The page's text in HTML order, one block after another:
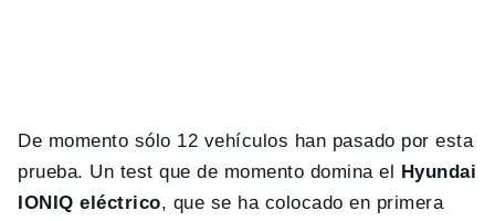
De momento sólo 12 vehículos han pasado por esta
prueba. Un test que de momento domina el Hyundai
IONIQ eléctrico, que se ha colocado en primera